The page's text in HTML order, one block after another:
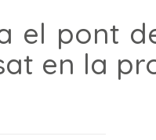
el pont
en la